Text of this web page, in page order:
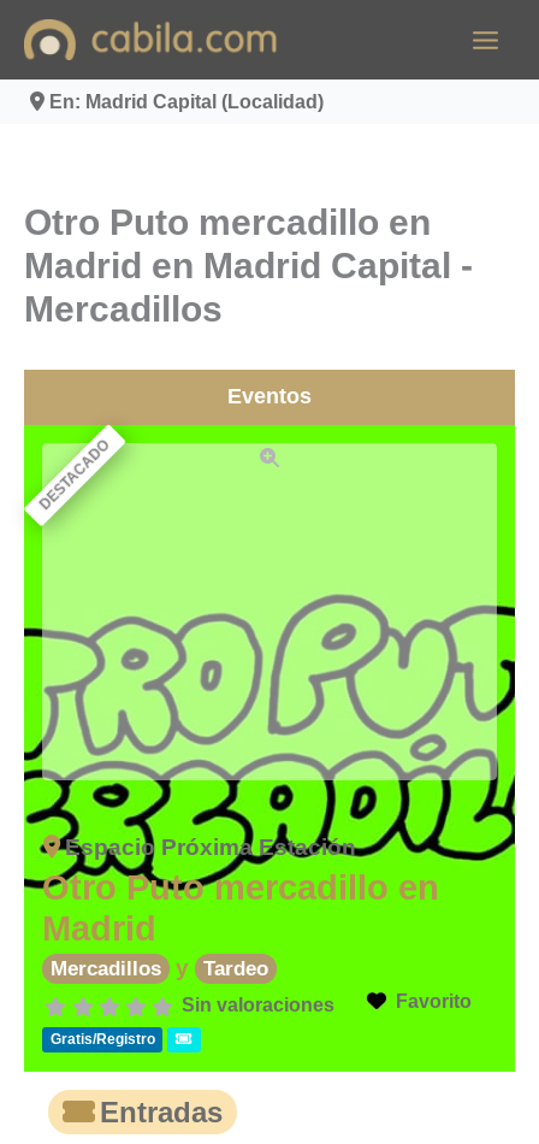
contenido
En: Madrid Capital (Localidad)
Otro Puto mercadillo en
Madrid en Madrid Capital -
Mercadillos
Eventos
DESTACADO
Espacio Próxima Estación
Otro Puto mercadillo en
Madrid
Mercadillos y Tardeo
Sin valoraciones Favorito
Gratis/Registro
Entradas